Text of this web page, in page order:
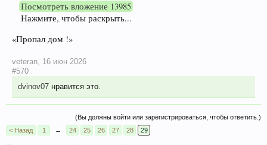
Посмотреть вложение 13985
Нажмите, чтобы раскрыть...
«Пропал дом !»
veteran 16 июн 2026
#570
dvinov07 нравится это.
(Вы должны войти или зарегистрироваться, чтобы ответить.)
< Назад
1 ← 24 25 26 27 28 29